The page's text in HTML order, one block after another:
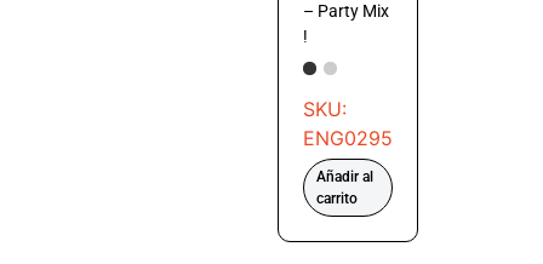
– Party Mix
!
SKU:
ENG0295
Añadir al
carrito